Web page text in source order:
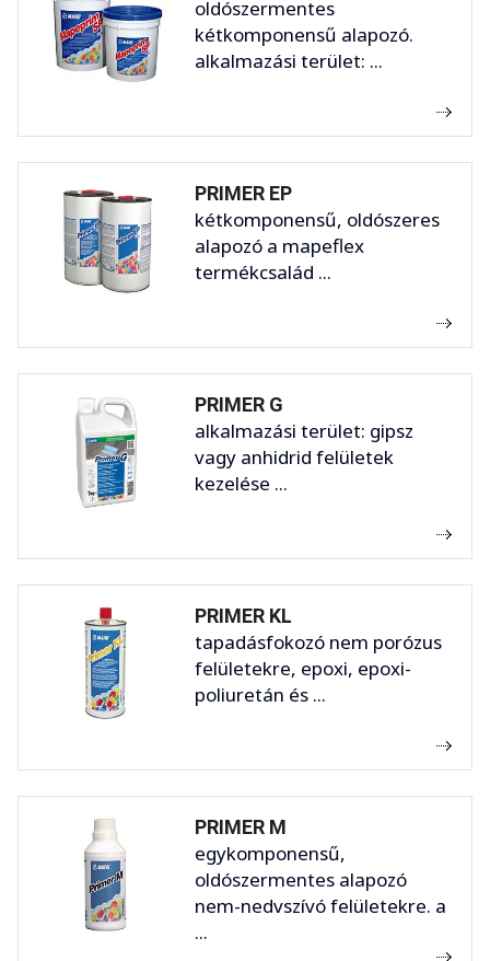
oldószermentes
kétkomponensű alapozó.
alkalmazási terület: ...
PRIMER EP
kétkomponensű, oldószeres
alapozó a mapeflex
termékcsalád ...
PRIMER G
alkalmazási terület: gipsz
vagy anhidrid felületek
kezelése ...
PRIMER KL
tapadásfokozó nem porózus
felületekre, epoxi, epoxi-
poliuretán és ...
PRIMER M
egykomponensű,
oldószermentes alapozó
nem-nedvszívó felületekre. a
...